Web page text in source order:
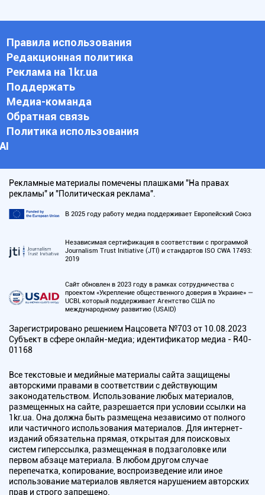
Правила использования
Редакционная политика
Реклама на 1kr.ua
Поддержать
Медиа-команда
Обратная связь
Политика использования
АI
Рекламные материалы помечены плашками "На правах
рекламы" и "Политическая реклама".
В 2025 году работу медиа поддерживает Европейский Союз
Независимая сертификация в соответствии с программой
Journalism Trust Initiative (JTI) и стандартов ISO CWA 17493:
2019
Сайт обновлен в 2023 году в рамках сотрудничества с
проектом «Укрепление общественного доверия в Украине» —
UCBI, который поддерживает Агентство США по
международному развитию (USAID)
Зарегистрировано решением Нацсовета №703 от 10.08.2023
Субъект в сфере онлайн-медиа; идентификатор медиа - R40-
01168
Все текстовые и медийные материалы сайта защищены
авторскими правами в соответствии с действующим
законодательством. Использование любых материалов,
размещенных на сайте, разрешается при условии ссылки на
1kr.ua. Она должна быть размещена независимо от полного
или частичного использования материалов. Для интернет-
изданий обязательна прямая, открытая для поисковых
систем гиперссылка, размещенная в подзаголовке или
первом абзаце материала. В любом другом случае
перепечатка, копирование, воспроизведение или иное
использование материалов является нарушением авторских
прав и строго запрещено.